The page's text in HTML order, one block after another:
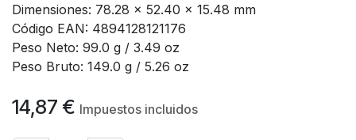
Dimensiones: 78.28 x 52.40 x 15.48 mm
Código EAN: 4894128121176
Peso Neto: 99.0 g / 3.49 oz
Peso Bruto: 149.0 g / 5.26 oz
14,87 € Impuestos incluidos